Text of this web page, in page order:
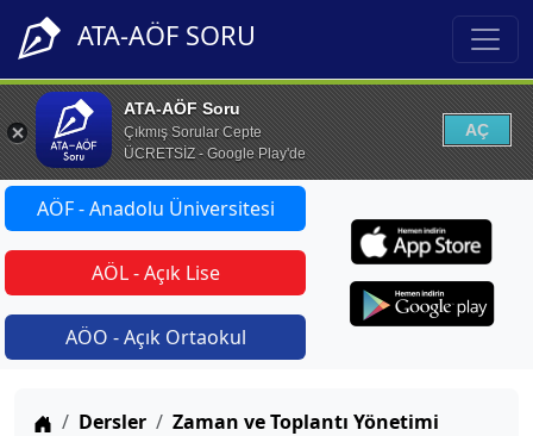
ATA-AÖF SORU
ATA-AÖF Soru
Çıkmış Sorular Cepte
ÜCRETSİZ - Google Play'de
AÇ
AÖF - Anadolu Üniversitesi
AÖL - Açık Lise
AÖO - Açık Ortaokul
Anasayfa
Dersler
Zaman ve Toplantı Yönetimi